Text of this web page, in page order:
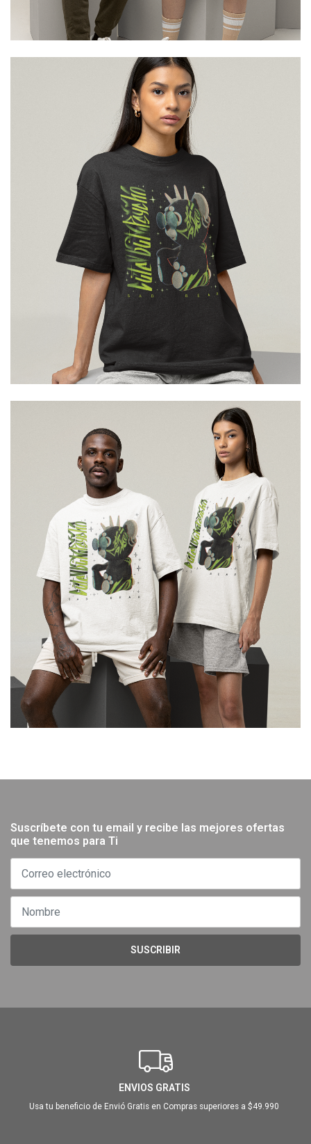
Suscríbete con tu email y recibe las mejores ofertas
que tenemos para Ti
SUSCRIBIR
ENVIOS GRATIS
Usa tu beneficio de Envió Gratis en Compras superiores a $49.990